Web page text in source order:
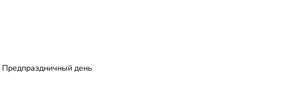
Предпраздничный день